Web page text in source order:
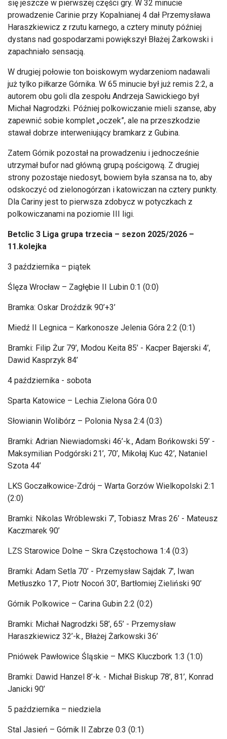
się jeszcze w pierwszej części gry. W 32 minucie
prowadzenie Carinie przy Kopalnianej 4 dał Przemysława
Haraszkiewicz z rzutu karnego, a cztery minuty później
dystans nad gospodarzami powiększył Błażej Żarkowski i
zapachniało sensacją.
W drugiej połowie ton boiskowym wydarzeniom nadawali
już tylko piłkarze Górnika. W 65 minucie był już remis 2:2, a
autorem obu goli dla zespołu Andrzeja Sawickiego był
Michał Nagrodzki. Później polkowiczanie mieli szanse, aby
zapewnić sobie komplet „oczek”, ale na przeszkodzie
stawał dobrze interweniujący bramkarz z Gubina.
Zatem Górnik pozostał na prowadzeniu i jednocześnie
utrzymał bufor nad główną grupą pościgową. Z drugiej
strony pozostaje niedosyt, bowiem była szansa na to, aby
odskoczyć od zielonogórzan i katowiczan na cztery punkty.
Dla Cariny jest to pierwsza zdobycz w potyczkach z
polkowiczanami na poziomie III ligi.
Betclic 3 Liga grupa trzecia – sezon 2025/2026 –
11.kolejka
3 października – piątek
Ślęza Wrocław – Zagłębie II Lubin 0:1 (0:0)
Bramka: Oskar Droździk 90’+3’
Miedź II Legnica – Karkonosze Jelenia Góra 2:2 (0:1)
Bramki: Filip Żur 79’, Modou Keita 85’ - Kacper Bajerski 4’,
Dawid Kasprzyk 84’
4 października - sobota
Sparta Katowice – Lechia Zielona Góra 0:0
Słowianin Wolibórz – Polonia Nysa 2:4 (0:3)
Bramki: Adrian Niewiadomski 46’-k., Adam Bońkowski 59’ -
Maksymilian Podgórski 21’, 70’, Mikołaj Kuc 42’, Nataniel
Szota 44’
LKS Goczałkowice-Zdrój – Warta Gorzów Wielkopolski 2:1
(2:0)
Bramki: Nikolas Wróblewski 7’, Tobiasz Mras 26’ - Mateusz
Kaczmarek 90’
LZS Starowice Dolne – Skra Częstochowa 1:4 (0:3)
Bramki: Adam Setla 70’ - Przemysław Sajdak 7’, Iwan
Metłuszko 17’, Piotr Nocoń 30’, Bartłomiej Zieliński 90’
Górnik Polkowice – Carina Gubin 2:2 (0:2)
Bramki: Michał Nagrodzki 58’, 65’ - Przemysław
Haraszkiewicz 32’-k., Błażej Żarkowski 36’
Pniówek Pawłowice Śląskie – MKS Kluczbork 1:3 (1:0)
Bramki: Dawid Hanzel 8’-k. - Michał Biskup 78’, 81’, Konrad
Janicki 90’
5 października – niedziela
Stal Jasień – Górnik II Zabrze 0:3 (0:1)